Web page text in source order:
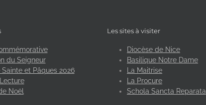
du Seigneur
Sainte et Pâques 2026
Noël
Les sites à visiter
Diocèse de Nice
Basilique Notre Dame
La Maitrise
La Procure
Schola Sancta Reparata